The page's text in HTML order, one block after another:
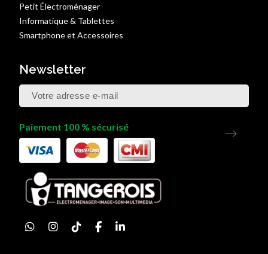
Petit Électroménager
Informatique & Tablettes
Smartphone et Accessoires
Newsletter
Paiement 100 % sécurisé